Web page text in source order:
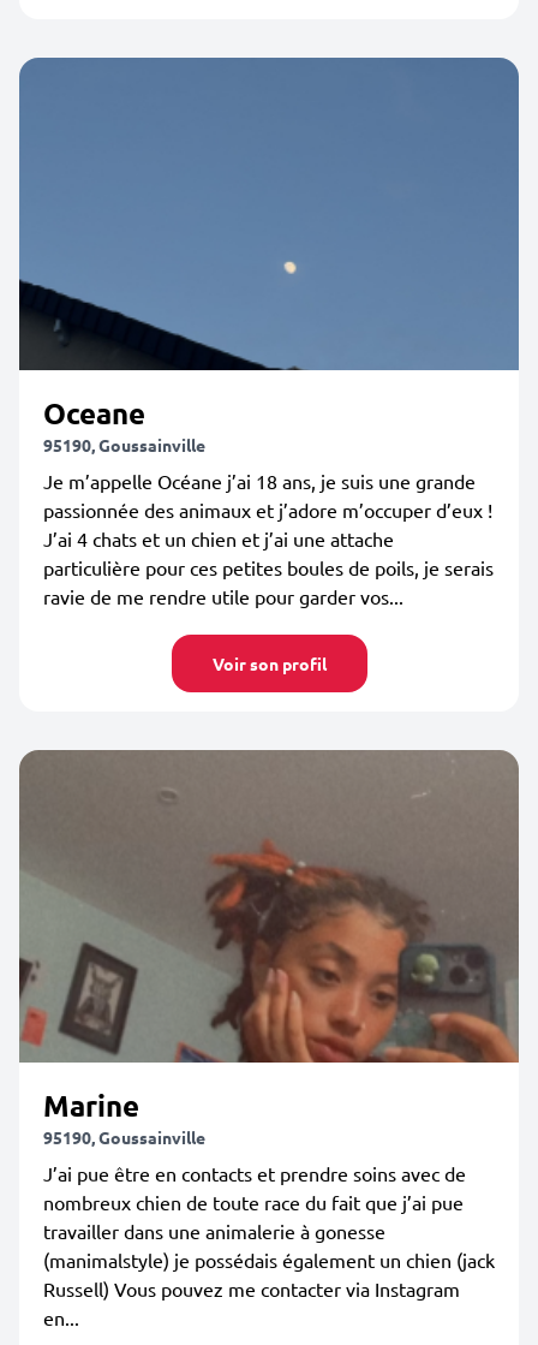
Oceane
95190, Goussainville
Je m’appelle Océane j’ai 18 ans, je suis une grande
passionnée des animaux et j’adore m’occuper d’eux !
J’ai 4 chats et un chien et j’ai une attache
particulière pour ces petites boules de poils, je serais
ravie de me rendre utile pour garder vos...
Voir son profil
Marine
95190, Goussainville
J’ai pue être en contacts et prendre soins avec de
nombreux chien de toute race du fait que j’ai pue
travailler dans une animalerie à gonesse
(manimalstyle) je possédais également un chien (jack
Russell) Vous pouvez me contacter via Instagram
en...